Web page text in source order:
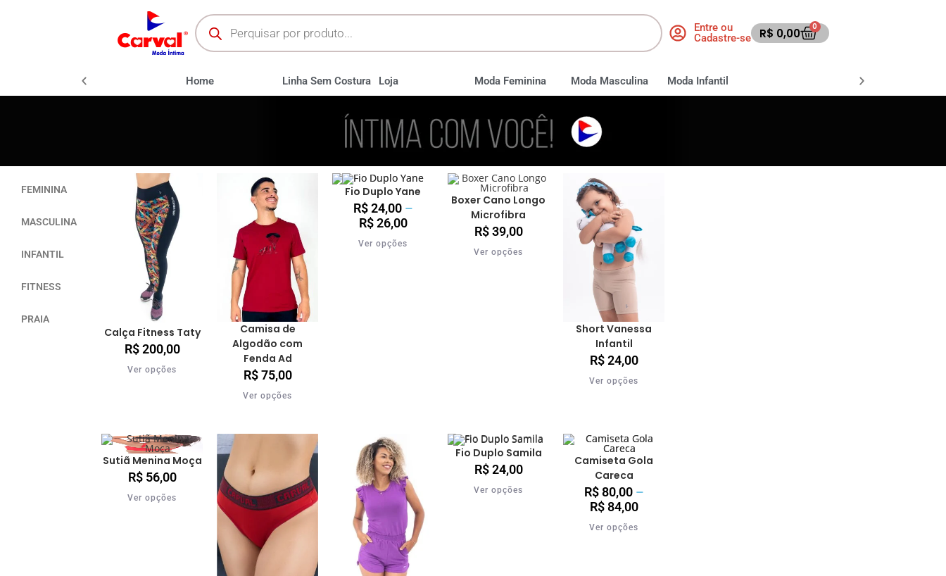
Entre ou
Cadastre-se
R$ 0,00 0
Home Linha Sem Costura Loja Moda Feminina Moda Masculina Moda Infantil Moda Praia
FEMININA
MASCULINA
INFANTIL
FITNESS
PRAIA
Calça Fitness Taty
R$200,00
Ver opções
Camisa de
Algodão com
Fenda Ad
R$75,00
Ver opções
Fio Duplo Yane
R$24,00 –
R$26,00
Ver opções
Boxer Cano Longo
Microfibra
R$39,00
Ver opções
Short Vanessa
Infantil
R$24,00
Ver opções
Sutiã Menina Moça
R$56,00
Ver opções
Fio Duplo Samila
R$24,00
Ver opções
Camiseta Gola
Careca
R$80,00 –
R$84,00
Ver opções